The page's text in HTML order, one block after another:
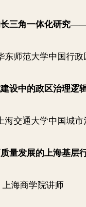
三角一体化研究
东师范大学中国行
设中的政区治理逻
海交通大学中国城
量发展的上海基层
海商学院讲师